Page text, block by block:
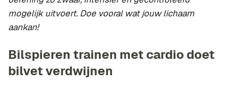
mogelijk uitvoert. Doe vooral wat jouw lichaam
aankan!
Bilspieren trainen met cardio doet
bilvet verdwijnen